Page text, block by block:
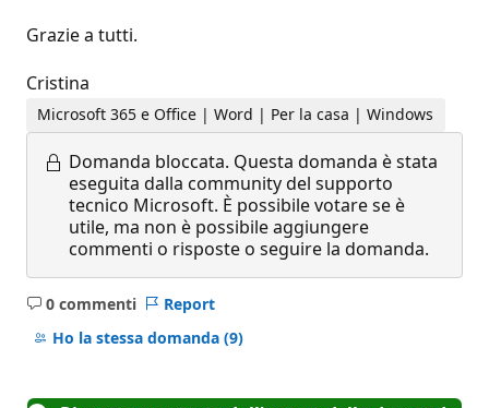
Grazie a tutti.
Cristina
Microsoft 365 e Office | Word | Per la casa | Windows
Domanda bloccata. Questa domanda è stata
eseguita dalla community del supporto
tecnico Microsoft. È possibile votare se è
utile, ma non è possibile aggiungere
commenti o risposte o seguire la domanda.
0 commenti
Nessun
commento
Report
Ho la stessa domanda (9)